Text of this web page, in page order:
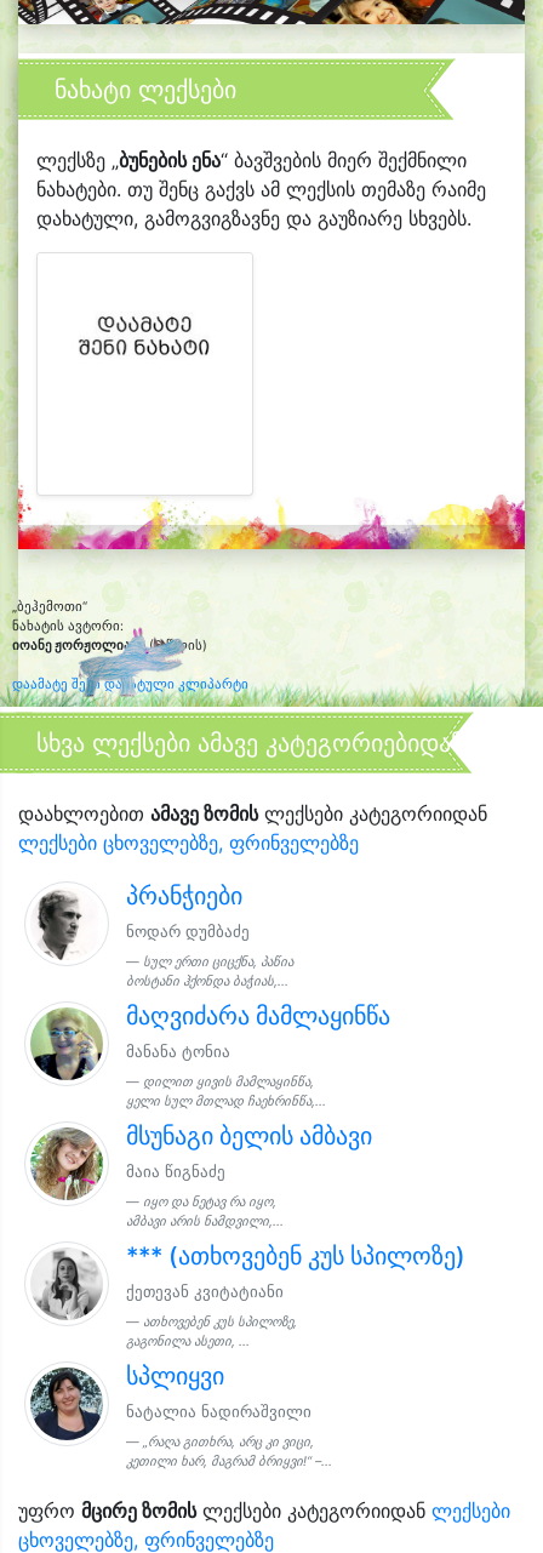
ნახატი ლექსები
ლექსზე „ბუნების ენა“ ბავშვების მიერ შექმნილი
ნახატები. თუ შენც გაქვს ამ ლექსის თემაზე რაიმე
დახატული, გამოგვიგზავნე და გაუზიარე სხვებს.
„ბეჰემოთი“
ნახატის ავტორი:
იოანე ჟორჟოლიანი(6 წლის)
დაამატე შენი დახატული კლიპარტი
სხვა ლექსები ამავე კატეგორიებიდან
დაახლოებით ამავე ზომისლექსები კატეგორიიდან
ლექსები ცხოველებზე, ფრინველებზე
პრანჭიები
ნოდარ დუმბაძე
სულ ერთი ციცქნა, პაწია
ბოსტანი ჰქონდა ბაჭიას,...
მაღვიძარა მამლაყინწა
მანანა ტონია
დილით ყივის მამლაყინწა,
ყელი სულ მთლად ჩაეხრინწა,...
მსუნაგი ბელის ამბავი
მაია წიგნაძე
იყო და ნეტავ რა იყო,
ამბავი არის ნამდვილი,...
*** (ათხოვებენ კუს სპილოზე)
ქეთევან კვიტატიანი
ათხოვებენ კუს სპილოზე,
გაგონილა ასეთი, ...
სპლიყვი
ნატალია ნადირაშვილი
„რაღა გითხრა, არც კი ვიცი,
კეთილი ხარ, მაგრამ ბრიყვი!“ –...
უფრო მცირე ზომისლექსები კატეგორიიდან ლექსები
ცხოველებზე, ფრინველებზე